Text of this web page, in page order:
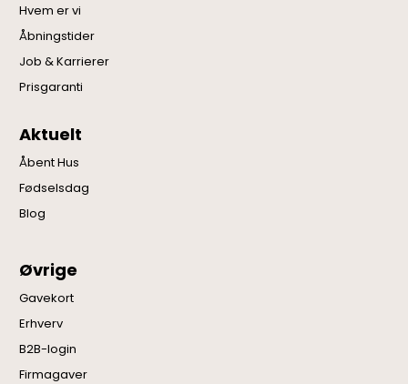
Hvem er vi
Åbningstider
Job & Karrierer
Prisgaranti
Aktuelt
Åbent Hus
Fødselsdag
Blog
Øvrige
Gavekort
Erhverv
B2B-login
Firmagaver